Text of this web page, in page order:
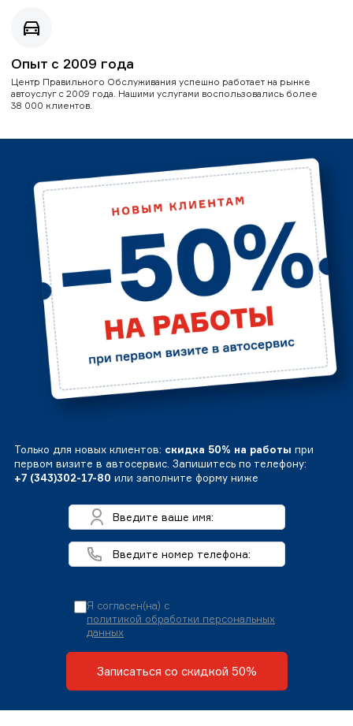
Опыт с 2009 года
Центр Правильного Обслуживания успешно работает на рынке
автоуслуг с 2009 года. Нашими услугами воспользовались более
38 000 клиентов.
Только для новых клиентов: скидка 50% на работы при
первом визите в автосервис. Запишитесь по телефону:
+7 (343)302-17-80 или заполните форму ниже
Я согласен(на) с
политикой обработки персональных
данных
Записаться со скидкой 50%